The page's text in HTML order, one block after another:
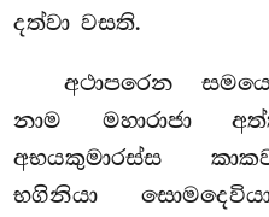
දත්වා වසති.
අථාපරෙන
නාම මහාරාජා
අභයකුමාරස්ස
භගිනියා